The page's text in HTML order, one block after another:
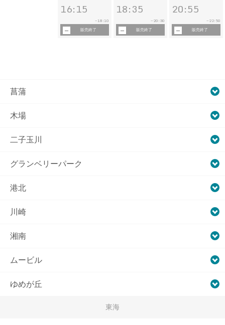
16:15
~18:10
販売終了
18:35
~ 20:30
販売終了
20:55
~ 22:50
販売終了
菖蒲
木場
二子玉川
グランベリーパーク
港北
川崎
湘南
ムービル
ゆめが丘
東海